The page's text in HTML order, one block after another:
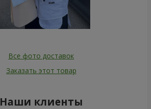
Все фото доставок
Заказать этот товар
Наши клиенты